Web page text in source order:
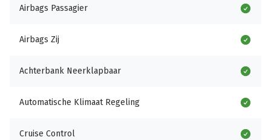
Airbags Passagier
Airbags Zij
Achterbank Neerklapbaar
Automatische Klimaat Regeling
Cruise Control